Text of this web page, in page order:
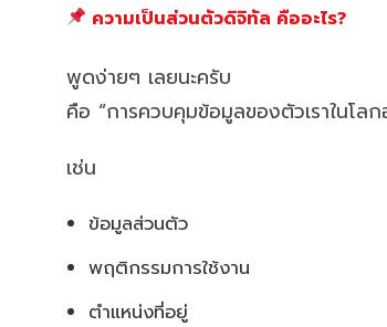
ความเป็นส่วนตัวดิจิทัล คืออะไร?
พูดง่ายๆ เลยนะครับ
คือ “การควบคุมข้อมูลของตัวเราในโล
เช่น
ข้อมูลส่วนตัว
พฤติกรรมการใช้งาน
ตำแหน่งที่อยู่